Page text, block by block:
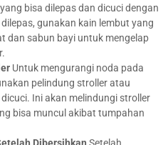
bisa dilepas dan dicuci dengan
gunakan kain lembut yang
dan sabun bayi untuk mengelap
Untuk mengurangi noda pada
pelindung stroller atau
Ini akan melindungi stroller
bisa muncul akibat tumpahan